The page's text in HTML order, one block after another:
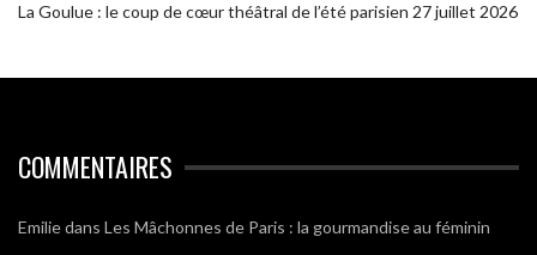
La Goulue : le coup de cœur théâtral de l’été parisien 27 juillet 2026
COMMENTAIRES
Emiliedans Les Mâchonnes de Paris : la gourmandise au féminin